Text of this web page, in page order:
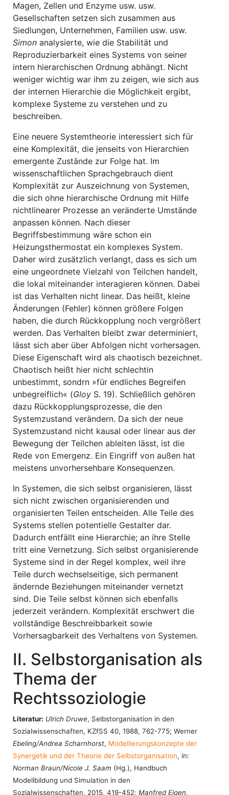
Magen, Zellen und Enzyme usw. usw.
Gesellschaften setzen sich zusammen aus
Siedlungen, Unternehmen, Familien usw. usw.
Simon analysierte, wie die Stabilität und
Reproduzierbarkeit eines Systems von seiner
intern hierarchischen Ordnung abhängt. Nicht
weniger wichtig war ihm zu zeigen, wie sich aus
der internen Hierarchie die Möglichkeit ergibt,
komplexe Systeme zu verstehen und zu
beschreiben.
Eine neuere Systemtheorie interessiert sich für
eine Komplexität, die jenseits von Hierarchien
emergente Zustände zur Folge hat. Im
wissenschaftlichen Sprachgebrauch dient
Komplexität zur Auszeichnung von Systemen,
die sich ohne hierarchische Ordnung mit Hilfe
nichtlinearer Prozesse an veränderte Umstände
anpassen können. Nach dieser
Begriffsbestimmung wäre schon ein
Heizungsthermostat ein komplexes System.
Daher wird zusätzlich verlangt, dass es sich um
eine ungeordnete Vielzahl von Teilchen handelt,
die lokal miteinander interagieren können. Dabei
ist das Verhalten nicht linear. Das heißt, kleine
Änderungen (Fehler) können größere Folgen
haben, die durch Rückkopplung noch vergrößert
werden. Das Verhalten bleibt zwar determiniert,
lässt sich aber über Abfolgen nicht vorhersagen.
Diese Eigenschaft wird als chaotisch bezeichnet.
Chaotisch heißt hier nicht schlechtin
unbestimmt, sondrn »für endliches Begreifen
unbegreiflich« (Gloy S. 19). Schließlich gehören
dazu Rückkopplungsprozesse, die den
Systemzustand verändern. Da sich der neue
Systemzustand nicht kausal oder linear aus der
Bewegung der Teilchen ableiten lässt, ist die
Rede von Emergenz. Ein Eingriff von außen hat
meistens unvorhersehbare Konsequenzen.
In Systemen, die sich selbst organisieren, lässt
sich nicht zwischen organisierenden und
organisierten Teilen entscheiden. Alle Teile des
Systems stellen potentielle Gestalter dar.
Dadurch entfällt eine Hierarchie; an ihre Stelle
tritt eine Vernetzung. Sich selbst organisierende
Systeme sind in der Regel komplex, weil ihre
Teile durch wechselseitige, sich permanent
ändernde Beziehungen miteinander vernetzt
sind. Die Teile selbst können sich ebenfalls
jederzeit verändern. Komplexität erschwert die
vollständige Beschreibbarkeit sowie
Vorhersagbarkeit des Verhaltens von Systemen.
II. Selbstorganisation als
Thema der
Rechtssoziologie
Literatur: Ulrich Druwe, Selbstorganisation in den
Sozialwissenschaften, KZfSS 40, 1988, 762-775; Werner
Ebeling/Andrea Scharnhorst, Modellierungskonzepte der
Synergetik und der Theorie der Selbstorganisation, in:
Norman Braun/Nicole J. Saam (Hg.), Handbuch
Modellbildung und Simulation in den
Sozialwissenschaften, 2015, 419-452; Manfred Eigen,